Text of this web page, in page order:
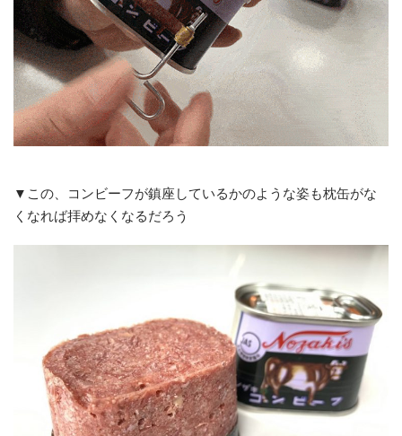
▼この、コンビーフが鎮座しているかのような姿も枕缶がな
くなれば拝めなくなるだろう